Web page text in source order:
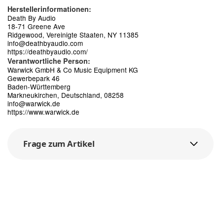
Herstellerinformationen:
Death By Audio
18-71 Greene Ave
Ridgewood, Vereinigte Staaten, NY 11385
info@deathbyaudio.com
https://deathbyaudio.com/
Verantwortliche Person:
Warwick GmbH & Co Music Equipment KG
Gewerbepark 46
Baden-Württemberg
Markneukirchen, Deutschland, 08258
info@warwick.de
https://www.warwick.de
Frage zum Artikel